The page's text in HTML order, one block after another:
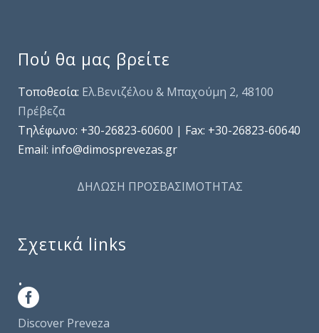
Πού θα μας βρείτε
Τοποθεσία: Ελ.Βενιζέλου & Μπαχούμη 2, 48100
Πρέβεζα
Τηλέφωνo: +30-26823-60600 | Fax: +30-26823-60640
Email: info@dimosprevezas.gr
ΔΗΛΩΣΗ ΠΡΟΣΒΑΣΙΜΟΤΗΤΑΣ
Σχετικά links
.
Discover Preveza